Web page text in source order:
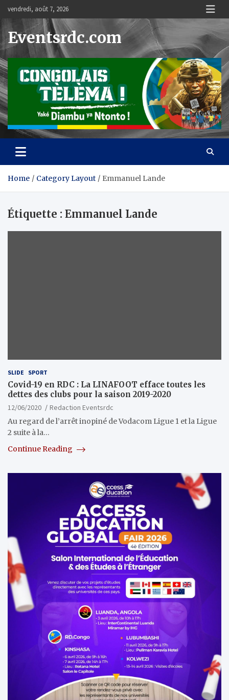
content
vendredi, août 7, 2026
Eventsrdc.com
Home Category Layout Emmanuel Lande
Étiquette : Emmanuel Lande
SLIDE SPORT
Covid-19 en RDC : La LINAFOOT efface toutes les
dettes des clubs pour la saison 2019-2020
12/06/2020
Redaction Eventsrdc
Au regard de l’arrêt inopiné de Vodacom Ligue 1 et la Ligue
2 suite à la…
Continue Reading